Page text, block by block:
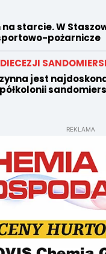
na starcie. W
pożarnicze
jest
REKLAMA